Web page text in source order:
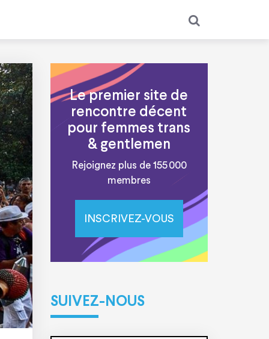
Le premier site de
rencontre décent
pour femmes trans
& gentlemen
Rejoignez plus de 155 000
membres
INSCRIVEZ-VOUS
SUIVEZ-NOUS